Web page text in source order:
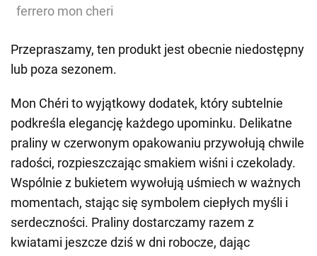
ferrero mon cheri
Przepraszamy, ten produkt jest obecnie niedostępny
lub poza sezonem.
Mon Chéri to wyjątkowy dodatek, który subtelnie
podkreśla elegancję każdego upominku. Delikatne
praliny w czerwonym opakowaniu przywołują chwile
radości, rozpieszczając smakiem wiśni i czekolady.
Wspólnie z bukietem wywołują uśmiech w ważnych
momentach, stając się symbolem ciepłych myśli i
serdeczności. Praliny dostarczamy razem z
kwiatami jeszcze dziś w dni robocze, dając